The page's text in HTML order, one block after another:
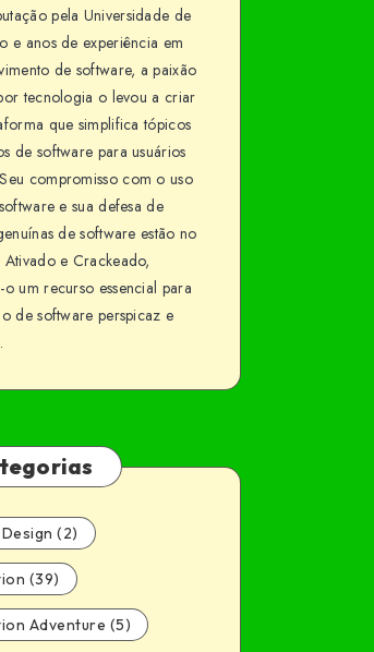
pela Universidade de
e anos de experiência em
de software, a paixão
tecnologia o levou a criar
que simplifica tópicos
de software para usuários
compromisso com o uso
e sua defesa de
de software estão no
e Crackeado,
um recurso essencial para
de software perspicaz e
(2)
(39)
Adventure (5)